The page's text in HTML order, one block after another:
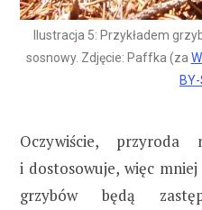
Ilustracja 5: Przykładem
sosnowy. Zdjęcie: Paffka (za
Oczywiście, przyroda
i dostosowuje, więc
grzybów będą